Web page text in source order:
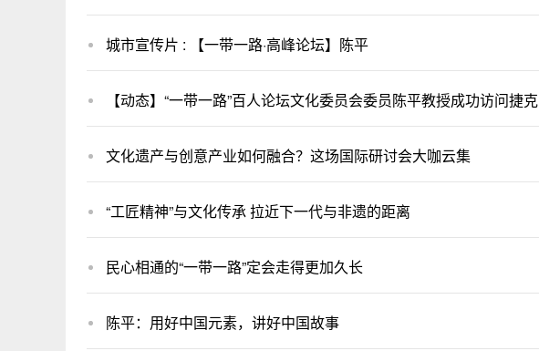
城市宣传片 : 【一带一路·高峰论坛】陈平
【动态】“一带一路”百人论坛文化委员会委员陈平教授成功访问捷克
文化遗产与创意产业如何融合？这场国际研讨会大咖云集
“工匠精神”与文化传承 拉近下一代与非遗的距离
民心相通的“一带一路”定会走得更加久长
陈平：用好中国元素，讲好中国故事